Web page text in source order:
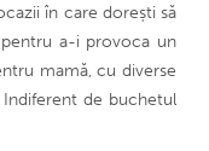
în care dorești să
a-i provoca un
mamă, cu diverse
de buchetul